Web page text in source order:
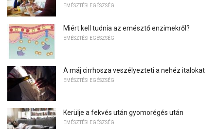
EMÉSZTÉSI EGÉSZSÉG
Miért kell tudnia az emésztő enzimekről?
EMÉSZTÉSI EGÉSZSÉG
A máj cirrhosza veszélyezteti a nehéz italokat
EMÉSZTÉSI EGÉSZSÉG
Kerülje a fekvés után gyomorégés után
EMÉSZTÉSI EGÉSZSÉG